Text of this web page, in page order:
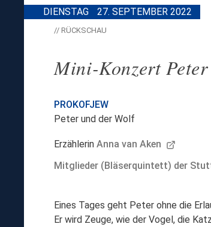
DIENSTAG 27. SEPTEMBER 2022
// RÜCKSCHAU
Mini-Konzert
PROKOFJEW
Peter und der Wolf
Erzählerin Anna van Aken
Mitglieder (Bläserquintett) der
Eines Tages geht Peter ohne die
Er wird Zeuge, wie der Vogel, die